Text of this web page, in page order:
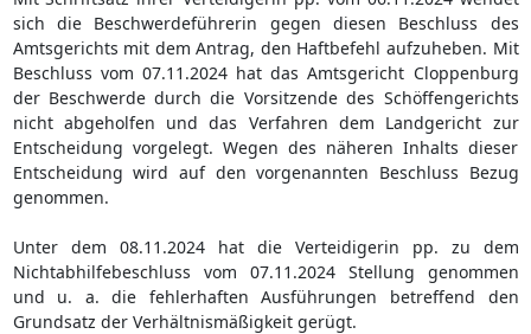
sich die Beschwerdeführerin gegen diesen Beschluss des
Amtsgerichts mit dem Antrag, den Haftbefehl aufzuheben. Mit
Beschluss vom 07.11.2024 hat das Amtsgericht Cloppenburg
der Beschwerde durch die Vorsitzende des Schöffengerichts
nicht abgeholfen und das Verfahren dem Landgericht zur
Entscheidung vorgelegt. Wegen des näheren Inhalts dieser
Entscheidung wird auf den vorgenannten Beschluss Bezug
genommen.
Unter dem 08.11.2024 hat die Verteidigerin pp. zu dem
Nichtabhilfebeschluss vom 07.11.2024 Stellung genommen
und u. a. die fehlerhaften Ausführungen betreffend den
Grundsatz der Verhältnismäßigkeit gerügt.